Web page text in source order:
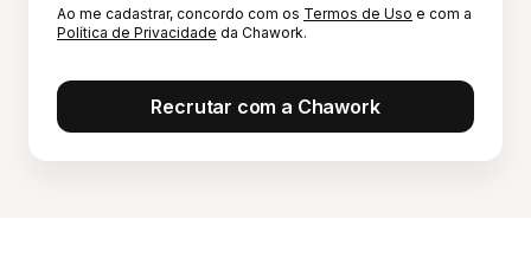
Ao me cadastrar, concordo com os Termos de Uso e com a
Política de Privacidade da Chawork.
Recrutar com a Chawork